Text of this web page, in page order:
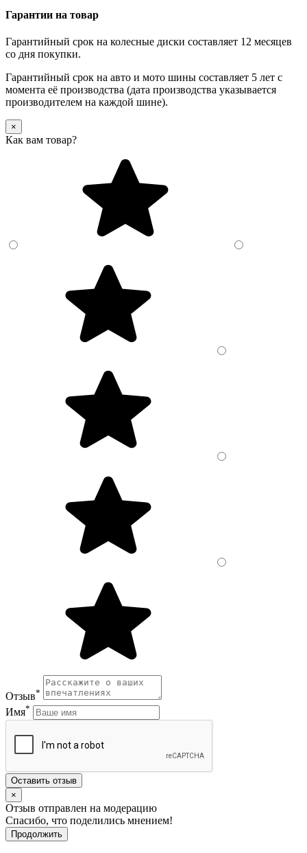
Гарантии на товар
Гарантийный срок на колесные диски составляет 12 месяцев
со дня покупки.
Гарантийный срок на авто и мото шины составляет 5 лет с
момента её производства (дата производства указывается
производителем на каждой шине).
×
Как вам товар?
Отзыв*
Имя*
Оставить отзыв
×
Отзыв отправлен на модерацию
Спасибо, что поделились мнением!
Продолжить